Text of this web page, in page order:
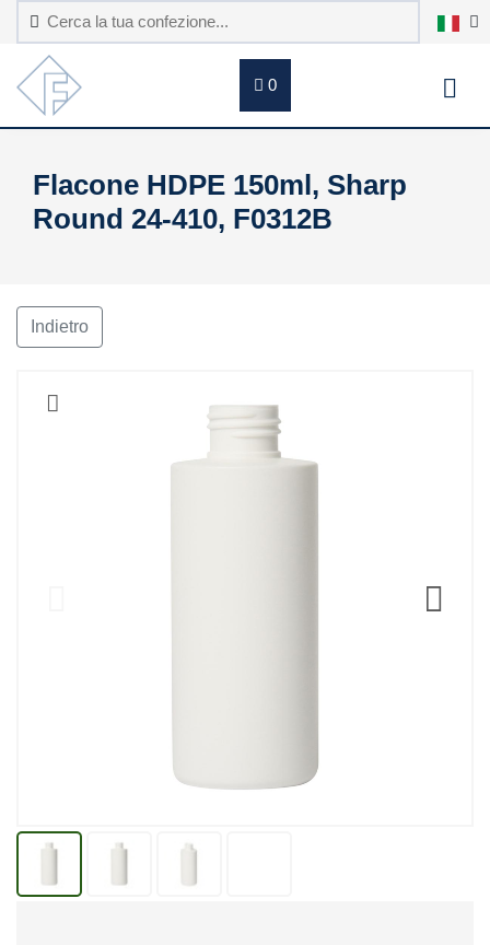
0
Flacone HDPE 150ml, Sharp
Round 24-410, F0312B
Indietro